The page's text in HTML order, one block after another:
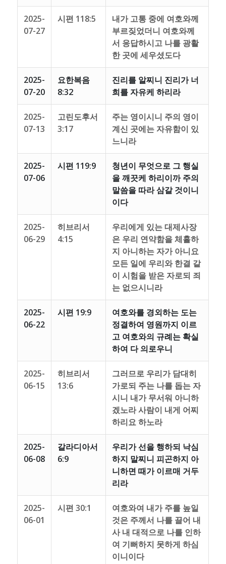
2025-
07-27
시편 118:5
내가 고통 중에 여호와께
부르짖었더니 여호와께
서 응답하시고 나를 광활
한 곳에 세우셨도다
2025-
07-20
요한복음
8:32
진리를 알찌니 진리가 너
희를 자유케 하리라
2025-
07-13
고린도후서
3:17
주는 영이시니 주의 영이
계신 곳에는 자유함이 있
느니라
2025-
07-06
시편 119:9
청년이 무엇으로 그 행실
을 깨끗케 하리이까 주의
말씀을 따라 삼갈 것이니
이다
2025-
06-29
히브리서
4:15
우리에게 있는 대제사장
은 우리 연약함을 체휼하
지 아니하는 자가 아니요
모든 일에 우리와 한결 같
이 시험을 받은 자로되 죄
는 없으시니라
2025-
06-22
시편 19:9
여호와를 경외하는 도는
정결하여 영원까지 이르
고 여호와의 규례는 확실
하여 다 의로우니
2025-
06-15
히브리서
13:6
그러므로 우리가 담대히
가로되 주는 나를 돕는 자
시니 내가 무서워 아니하
겠노라 사람이 내게 어찌
하리요 하노라
2025-
06-08
갈라디아서
6:9
우리가 선을 행하되 낙심
하지 말찌니 피곤하지 아
니하면 때가 이르매 거두
리라
2025-
06-01
시편 30:1
여호와여 내가 주를 높일
것은 주께서 나를 끌어 내
사 내 대적으로 나를 인하
여 기뻐하지 못하게 하심
이니이다